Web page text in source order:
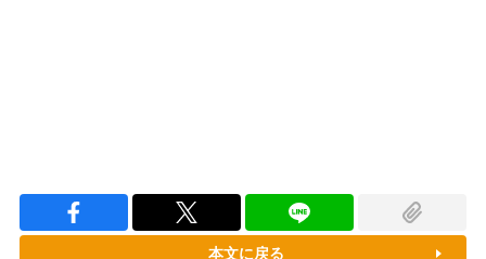
本文に戻る